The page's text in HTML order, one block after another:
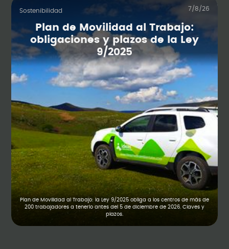
Sostenibilidad 7/8/26
Plan de Movilidad al Trabajo:
obligaciones y plazos de la Ley
9/2025
Plan de Movilidad al Trabajo: la Ley 9/2025 obliga a los centros de más de
200 trabajadores a tenerlo antes del 5 de diciembre de 2026. Claves y
plazos.